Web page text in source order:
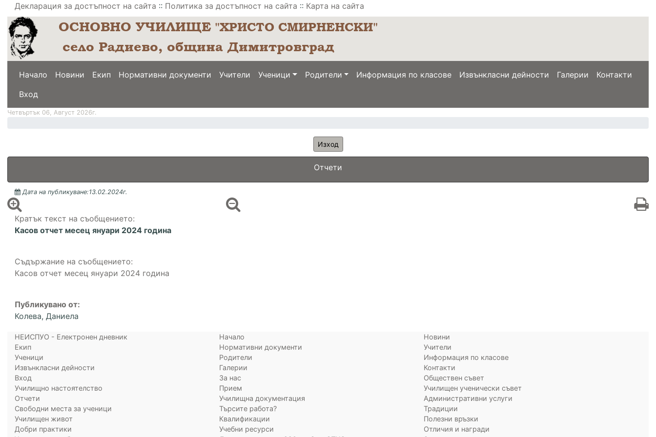
Декларация за достъпност на сайта :: Политика за достъпност на сайта :: Карта на сайта
меню горно
Начало Новини Екип Нормативни документи Учители Ученици Родители Информация по класове Извънкласни дейности Галерии
Контакти
Вход
Четвъртък 06, Август 2026г.
Изход
Отчети
Дата на публикуване:13.02.2024г.
Кратък текст на съобщението:
Касов отчет месец януари 2024 година
Съдържание на съобщението:
Касов отчет месец януари 2024 година
Публикувано от:
Колева, Даниела
НЕИСПУО - Електронен дневник Начало
Новини
Екип
Нормативни документи
Учители
Ученици
Родители
Информация по класове
Извънкласни дейности
Галерии
Контакти
Вход
За нас
Обществен съвет
Училищно настоятелство
Прием
Училищен ученически съвет
Отчети
Училищна документация
Административни услуги
Свободни места за ученици
Търсите работа?
Традиции
Училищен живот
Квалификации
Полезни връзки
Добри практики
Учебни ресурси
Отличия и награди